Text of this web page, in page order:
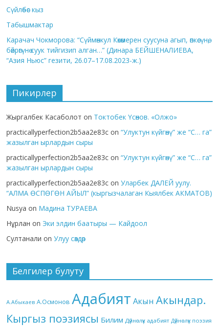
Сүйлөбөс кыз
Табышмактар
Карачач Чокморова: “Сүймөнкул Көкөмерен суусуна агып, өпкөсүнө,
бөйрөгүнө суук тийгизип алган…” (Динара БЕЙШЕНАЛИЕВА,
“Азия Ньюс” гезити, 26.07–17.08.2023-ж.)
Пикирлер
Жыргалбек Касаболот on Токтобек Үсөнов. «Олжо»
practicallyperfection2b5aa2e83c on“Улуктун күйгөнү” же “С… га”
жазылган ырлардын сыры
practicallyperfection2b5aa2e83c on“Улуктун күйгөнү” же “С… га”
жазылган ырлардын сыры
practicallyperfection2b5aa2e83c onУларбек ДАЛЕЙ уулу.
“АЛМА ӨСПӨГӨН АЙЫЛ” (кыргызчалаган Кыялбек АКМАТОВ)
Nusya on Мадина ТУРАЕВА
Нұрлан on Эки элдин баатыры — Кайдоол
Султанали onУлуу сөздөр
Белгилер булуту
А.Абыкаев А.Осмонов Адабият Акын Акындар.
Кыргыз поэзиясы Билим Дүйнөлүк адабият Дүйнөлүк поэзия